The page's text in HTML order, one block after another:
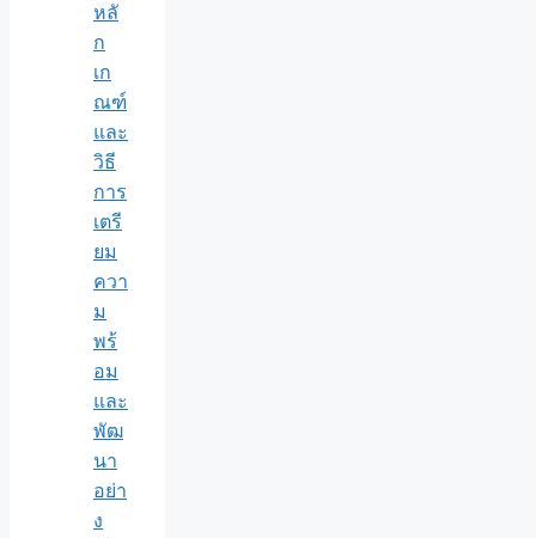
หลั
ก
เก
ณฑ์
และ
วิธี
การ
เตรี
ยม
ควา
ม
พร้
อม
และ
พัฒ
นา
อย่า
ง